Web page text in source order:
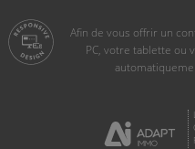
Afin de vous offrir un
PC, votre tablette ou